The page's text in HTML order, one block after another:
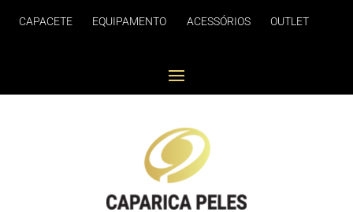
CAPACETE EQUIPAMENTO ACESSÓRIOS OUTLET